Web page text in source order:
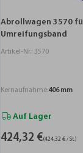
Abrollwagen 3570
Umreifungsband
Artikel-Nr.: 3570
Kernaufnahme:406 mm
Auf Lager
424,32 €(424,32 € / St.)